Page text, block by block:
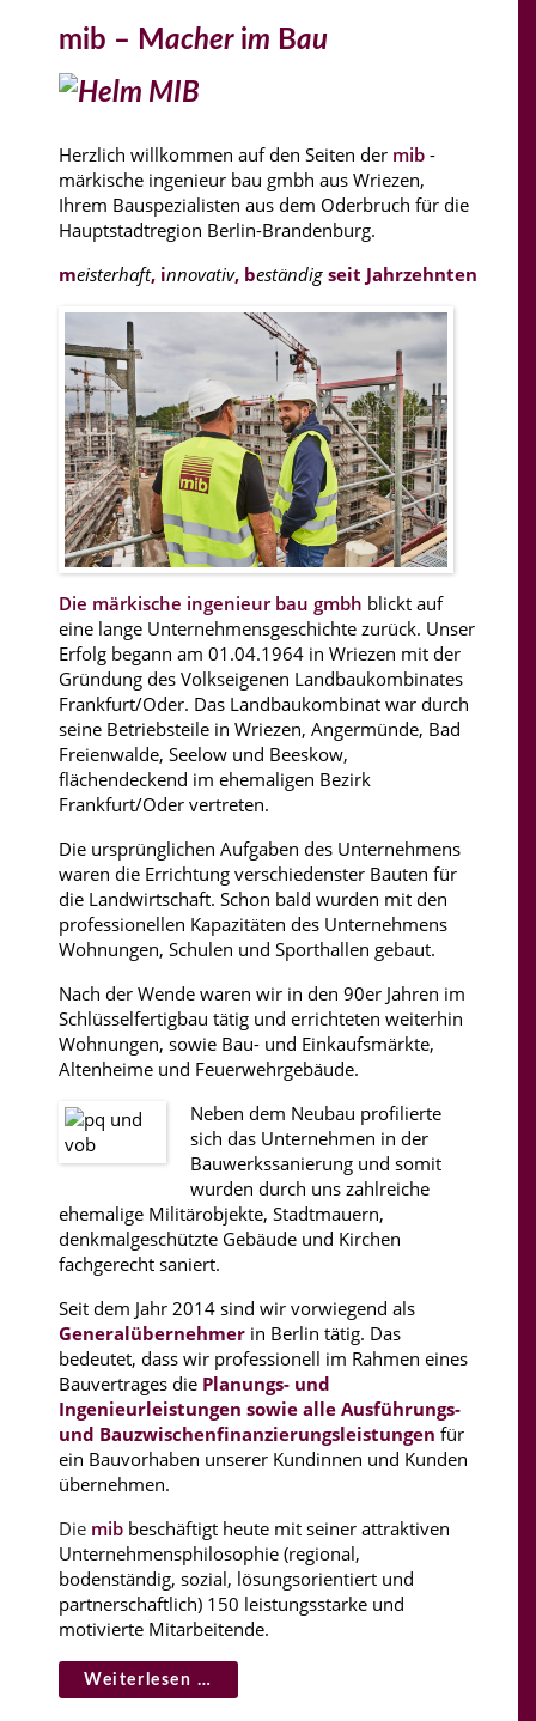
Bauausführung
Projektentwicklung
Immobilienmanagement
mib – M acherim Bau
Herzlich willkommen auf den Seiten der mib -
märkische ingenieur bau gmbh aus Wriezen,
Ihrem Bauspezialisten aus dem Oderbruch für die
Hauptstadtregion Berlin-Brandenburg.
meisterhaft, innovativ, beständig seit Jahrzehnten
Die märkische ingenieur bau gmbh blickt auf
eine lange Unternehmensgeschichte zurück. Unser
Erfolg begann am 01.04.1964 in Wriezen mit der
Gründung des Volkseigenen Landbaukombinates
Frankfurt/Oder. Das Landbaukombinat war durch
seine Betriebsteile in Wriezen, Angermünde, Bad
Freienwalde, Seelow und Beeskow,
flächendeckend im ehemaligen Bezirk
Frankfurt/Oder vertreten.
Die ursprünglichen Aufgaben des Unternehmens
waren die Errichtung verschiedenster Bauten für
die Landwirtschaft. Schon bald wurden mit den
professionellen Kapazitäten des Unternehmens
Wohnungen, Schulen und Sporthallen gebaut.
Nach der Wende waren wir in den 90er Jahren im
Schlüsselfertigbau tätig und errichteten weiterhin
Wohnungen, sowie Bau- und Einkaufsmärkte,
Altenheime und Feuerwehrgebäude.
Neben dem Neubau profilierte
sich das Unternehmen in der
Bauwerkssanierung und somit
wurden durch uns zahlreiche
ehemalige Militärobjekte, Stadtmauern,
denkmalgeschützte Gebäude und Kirchen
fachgerecht saniert.
Seit dem Jahr 2014 sind wir vorwiegend als
Generalübernehmer in Berlin tätig. Das
bedeutet, dass wir professionell im Rahmen eines
Bauvertrages die Planungs- und
Ingenieurleistungen sowie alle Ausführungs-
und Bauzwischenfinanzierungsleistungen für
ein Bauvorhaben unserer Kundinnen und Kunden
übernehmen.
Die mib beschäftigt heute mit seiner attraktiven
Unternehmensphilosophie (regional,
bodenständig, sozial, lösungsorientiert und
partnerschaftlich) 150 leistungsstarke und
motivierte Mitarbeitende.
Weiterlesen …